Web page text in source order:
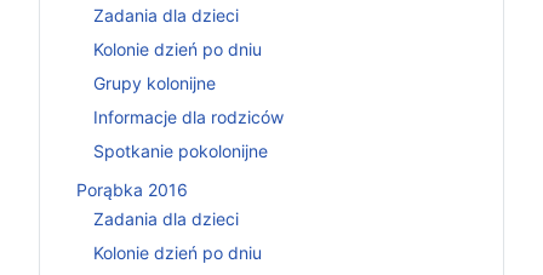
Zadania dla dzieci
Kolonie dzień po dniu
Grupy kolonijne
Informacje dla rodziców
Spotkanie pokolonijne
Porąbka 2016
Zadania dla dzieci
Kolonie dzień po dniu